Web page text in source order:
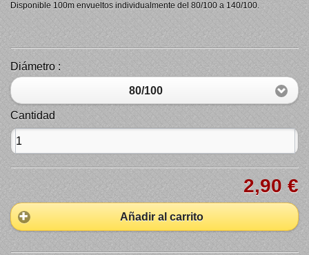
Disponible 100m envueltos individualmente del 80/100 a 140/100.
Diámetro :
80/100
Cantidad
2,90 €
Añadir al carrito